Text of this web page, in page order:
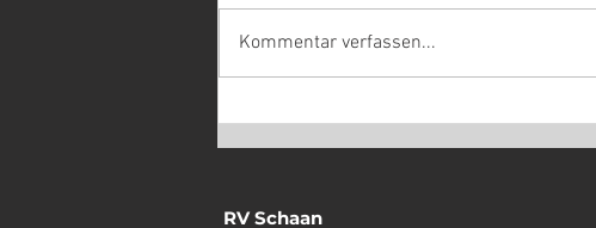
Kommentar verfassen...
RV Schaan